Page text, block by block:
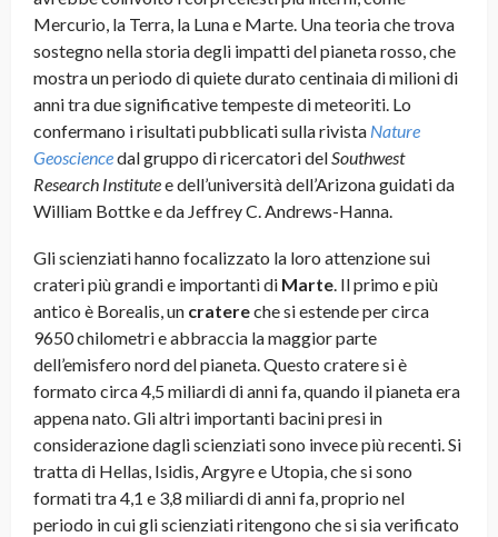
Mercurio, la Terra, la Luna e Marte. Una teoria che trova
sostegno nella storia degli impatti del pianeta rosso, che
mostra un periodo di quiete durato centinaia di milioni di
anni tra due significative tempeste di meteoriti. Lo
confermano i risultati pubblicati sulla rivista Nature
Geosciencedal gruppo di ricercatori delSouthwest
Research Institutee dell’università dell’Arizona guidati da
William Bottke e da Jeffrey C. Andrews-Hanna.
Gli scienziati hanno focalizzato la loro attenzione sui
crateri più grandi e importanti di Marte. Il primo e più
antico è Borealis, un cratereche si estende per circa
9650 chilometri e abbraccia la maggior parte
dell’emisfero nord del pianeta. Questo cratere si è
formato circa 4,5 miliardi di anni fa, quando il pianeta era
appena nato. Gli altri importanti bacini presi in
considerazione dagli scienziati sono invece più recenti. Si
tratta di Hellas, Isidis, Argyre e Utopia, che si sono
formati tra 4,1 e 3,8 miliardi di anni fa, proprio nel
periodo in cui gli scienziati ritengono che si sia verificato